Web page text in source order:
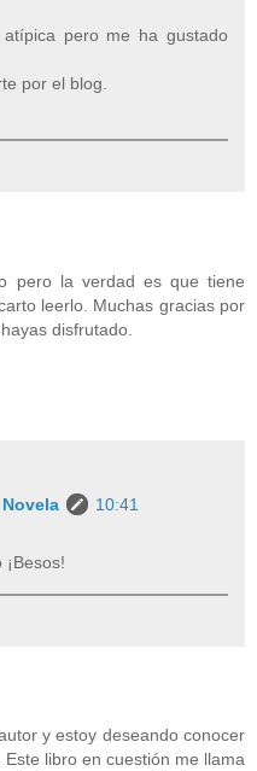
pero me ha gustado
por el blog.
pero la verdad es que tiene
leerlo. Muchas gracias por
disfrutado.
10:41
y estoy deseando conocer
libro en cuestión me llama